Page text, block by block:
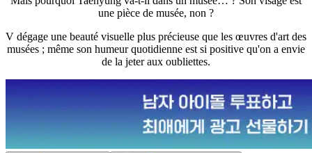
une pièce de musée, non ?
V dégage une beauté visuelle plus précieuse que les œuvres d'art des
musées ; même son humeur quotidienne est si positive qu'on a envie
de la jeter aux oubliettes.